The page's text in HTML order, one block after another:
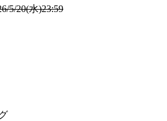
5/20(水)23:59